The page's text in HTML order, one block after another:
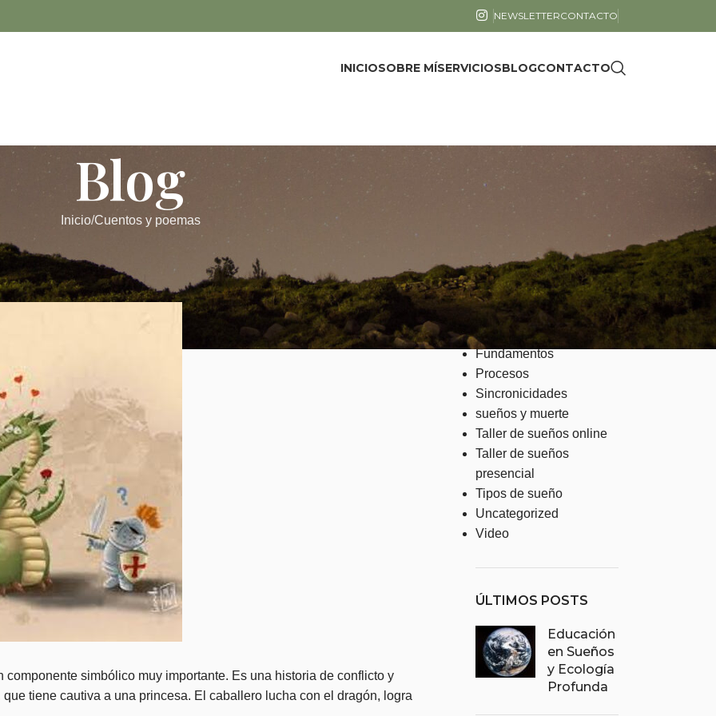
NEWSLETTERCONTACTO
INICIOSOBRE MÍSERVICIOSBLOGCONTACTO
Blog
Inicio Cuentos y poemas
Y POEMAS
leyenda de Sant Jordi?
adminOn 23/04/2015
simbólico muy importante. Es una historia de conflicto y
tiene cautiva a una princesa. El caballero lucha con el dragón, logra
CATEGORÍAS
Cuentos y poemas
Ecología
Emociones
Fisiología
Fundamentos
Procesos
Sincronicidades
sueños y muerte
Taller de sueños online
Taller de sueños
presencial
Tipos de sueño
Uncategorized
Video
ÚLTIMOS POSTS
Educación
en Sueños
y Ecología
Profunda